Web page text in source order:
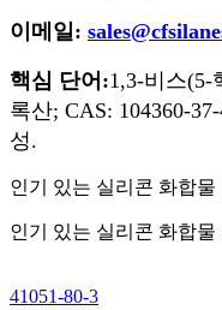
이메일:
핵심 단어:1,3-비스(5-
록산; CAS: 104360-
성.
인기 있는 실리콘 화합물
인기 있는 실리콘 화합물
41051-80-3